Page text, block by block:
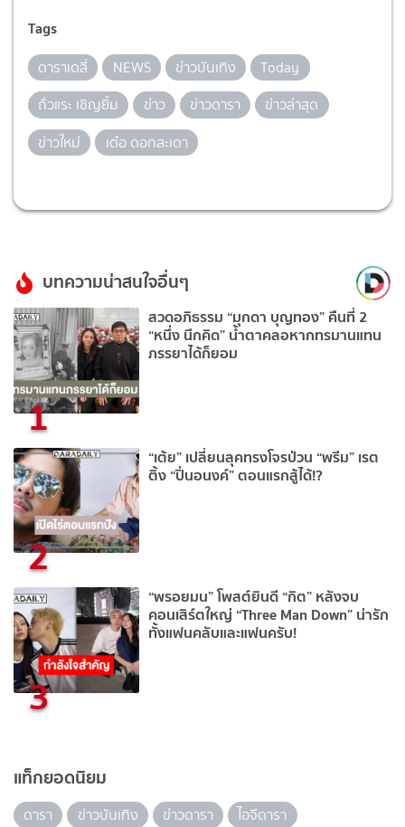
Tags
ดาราเดลี่ NEWS ข่าวบันเทิง
Today
ถั่วแระ เชิญยิ้ม
ข่าว ข่าวดารา
ข่าวล่าสุด
ข่าวใหม่
เด๋อ ดอกสะเดา
บทความน่าสนใจอื่นๆ
1
สวดอภิธรรม “มุกดา บุญทอง” คืนที่ 2
“หนึ่ง นึกคิด” น้ำตาคลอหากทรมานแทน
ภรรยาได้ก็ยอม
2
“เต้ย” เปลี่ยนลุคทรงโจรป่วน “พรีม” เรต
ติ้ง “ปิ่นอนงค์” ตอนแรกสู้ได้!?
3
“พรอยมน” โพสต์ยินดี “กิต” หลังจบ
คอนเสิร์ตใหญ่ “Three Man Down” น่ารัก
ทั้งแฟนคลับและแฟนครับ!
แท็กยอดนิยม
ดารา ข่าวบันเทิง ข่าวดารา
ไอจีดารา